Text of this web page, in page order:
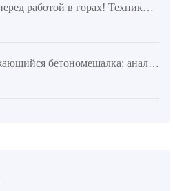
Обязательно прочитайте перед работой в горах! Техники ротационного разбрасывания бетона из смесительного барабана для точного бетонирования
AIMIX AS-4.0 самозагружающийся бетономешалка: анализ конструкции и преимущества при разгрузке